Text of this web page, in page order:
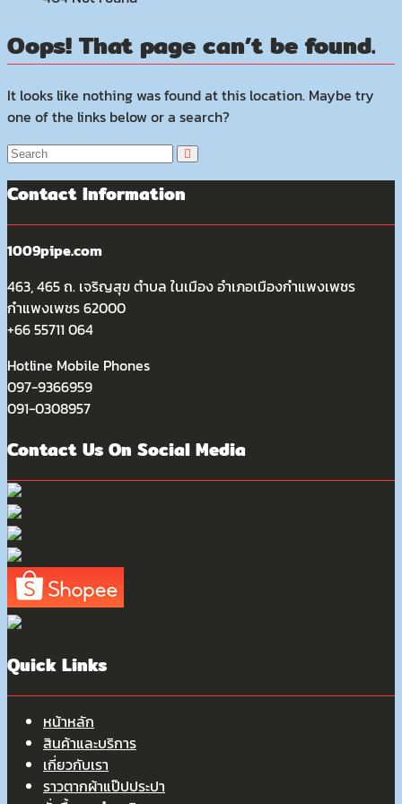
Oops! That page can’t be found.
It looks like nothing was found at this location. Maybe try
one of the links below or a search?
Contact Information
1009pipe.com
463, 465 ถ. เจริญสุข ตำบล ในเมือง อำเภอเมืองกำแพงเพชร
กำแพงเพชร 62000
+66 55711 064
Hotline Mobile Phones
097-9366959
091-0308957
Contact Us On Social Media
Quick Links
หน้าหลัก
สินค้าและบริการ
เกี่ยวกับเรา
ราวตากผ้าแป๊ปประปา